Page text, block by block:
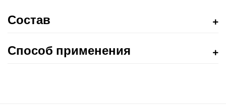
Состав
Способ применения